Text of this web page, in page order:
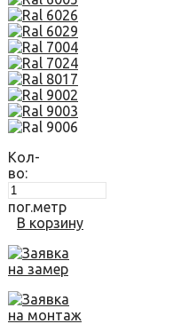
Кол-
во:
пог.метр
В корзину
Заявка
на замер
Заявка
на монтаж